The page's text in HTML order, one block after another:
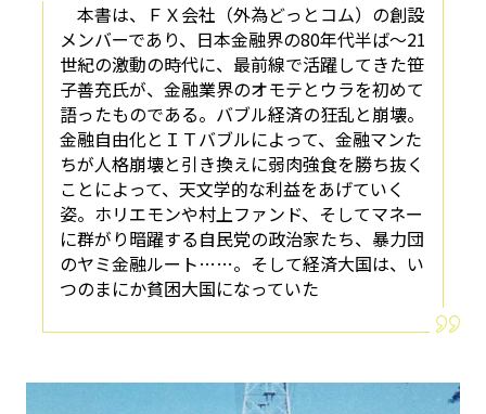
本書は、ＦＸ会社（外為どっとコム）の創設
メンバーであり、日本金融界の80年代半ば～21
世紀の激動の時代に、最前線で活躍してきた笹
子善充氏が、金融業界のオモテとウラを初めて
語ったものである。バブル経済の狂乱と崩壊。
金融自由化とＩＴバブルによって、金融マンた
ちが人格崩壊と引き換えに弱肉強食を勝ち抜く
ことによって、天文学的な利益をあげていく
姿。ホリエモンや村上ファンド、そしてマネー
に群がり暗躍する自民党の政治家たち、暴力団
のヤミ金融ルート……。そして経済大国は、い
つのまにか貧困大国になっていた――